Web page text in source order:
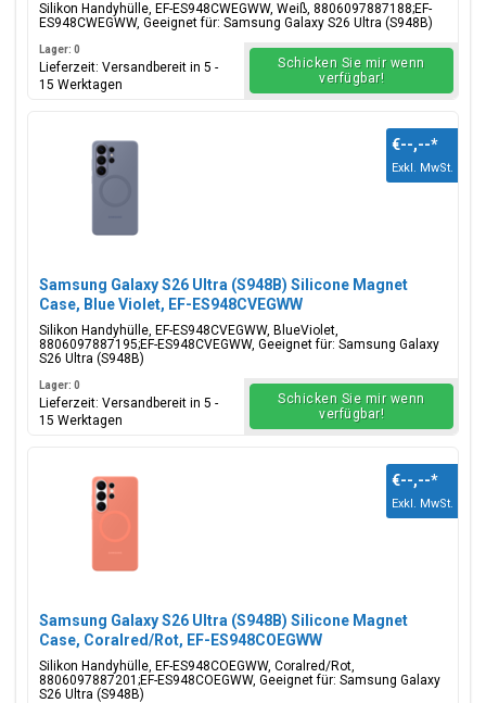
Silikon Handyhülle, EF-ES948CWEGWW, Weiß, 8806097887188;EF-
ES948CWEGWW, Geeignet für: Samsung Galaxy S26 Ultra (S948B)
Lager: 0
Lieferzeit: Versandbereit in 5 -
15 Werktagen
Schicken Sie mir wenn
verfügbar!
Samsung Galaxy S26 Ultra (S948B) Silicone Magnet
Case, Blue Violet, EF-ES948CVEGWW
Silikon Handyhülle, EF-ES948CVEGWW, BlueViolet,
8806097887195;EF-ES948CVEGWW, Geeignet für: Samsung Galaxy
S26 Ultra (S948B)
€--,--*
Exkl. MwSt.
Lager: 0
Lieferzeit: Versandbereit in 5 -
15 Werktagen
Schicken Sie mir wenn
verfügbar!
Samsung Galaxy S26 Ultra (S948B) Silicone Magnet
Case, Coralred/Rot, EF-ES948COEGWW
Silikon Handyhülle, EF-ES948COEGWW, Coralred/Rot,
8806097887201;EF-ES948COEGWW, Geeignet für: Samsung Galaxy
S26 Ultra (S948B)
€--,--*
Exkl. MwSt.